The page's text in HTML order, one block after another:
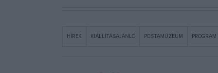
HÍREK KIÁLLÍTÁSAJÁNLÓ POSTAMÚZEUM PROGRAM